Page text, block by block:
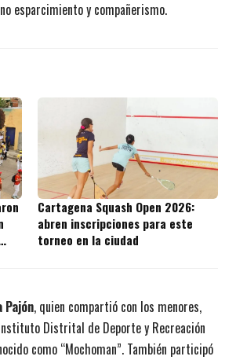
esparcimiento y compañerismo.
Cartagena Squash Open 2026:
abren inscripciones para este
torneo en la ciudad
Pajón, quien compartió con los menores,
Distrital de Deporte y Recreación
como “Mochoman”. También participó